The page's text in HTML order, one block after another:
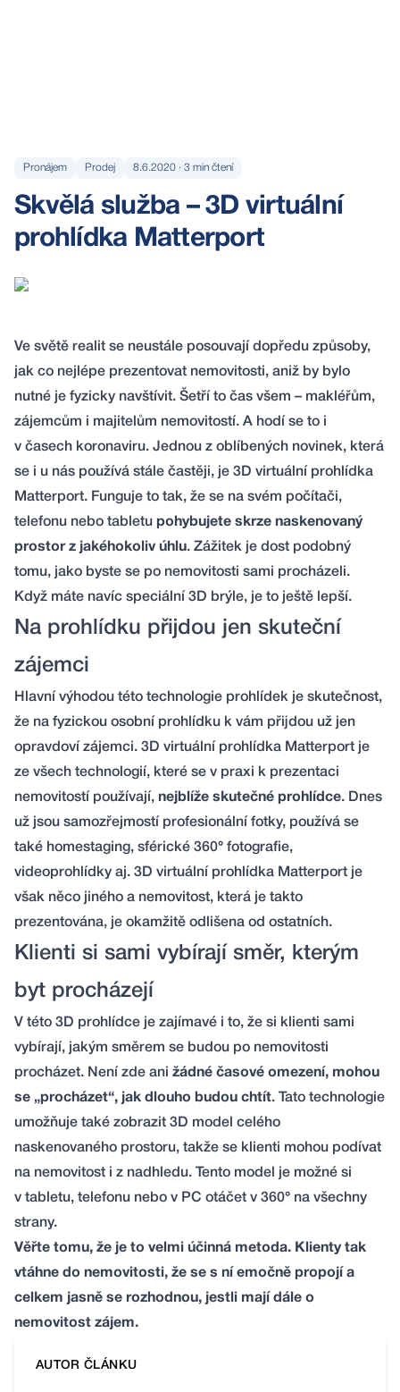
Pronájem Prodej 8.6.2020 · 3 min čtení
Skvělá služba – 3D virtuální
prohlídka Matterport
Ve světě realit se neustále posouvají dopředu způsoby,
jak co nejlépe prezentovat nemovitosti, aniž by bylo
nutné je fyzicky navštívit. Šetří to čas všem – makléřům,
zájemcům i majitelům nemovitostí. A hodí se to i
v časech koronaviru. Jednou z oblíbených novinek, která
se i u nás používá stále častěji, je 3D virtuální prohlídka
Matterport. Funguje to tak, že se na svém počítači,
telefonu nebo tabletu pohybujete skrze naskenovaný
prostor z jakéhokoliv úhlu. Zážitek je dost podobný
tomu, jako byste se po nemovitosti sami procházeli.
Když máte navíc speciální 3D brýle, je to ještě lepší.
Na prohlídku přijdou jen skuteční
zájemci
Hlavní výhodou této technologie prohlídek je skutečnost,
že na fyzickou osobní prohlídku k vám přijdou už jen
opravdoví zájemci. 3D virtuální prohlídka Matterport je
ze všech technologií, které se v praxi k prezentaci
nemovitostí používají, nejblíže skutečné prohlídce. Dnes
už jsou samozřejmostí profesionální fotky, používá se
také homestaging, sférické 360° fotografie,
videoprohlídky aj. 3D virtuální prohlídka Matterport je
však něco jiného a nemovitost, která je takto
prezentována, je okamžitě odlišena od ostatních.
Klienti si sami vybírají směr, kterým
byt procházejí
V této 3D prohlídce je zajímavé i to, že si klienti sami
vybírají, jakým směrem se budou po nemovitosti
procházet. Není zde ani žádné časové omezení, mohou
se „procházet“, jak dlouho budou chtít. Tato technologie
umožňuje také zobrazit 3D model celého
naskenovaného prostoru, takže se klienti mohou podívat
na nemovitost i z nadhledu. Tento model je možné si
v tabletu, telefonu nebo v PC otáčet v 360° na všechny
strany.
Věřte tomu, že je to velmi účinná metoda. Klienty tak
vtáhne do nemovitosti, že se s ní emočně propojí a
celkem jasně se rozhodnou, jestli mají dále o
nemovitost zájem.
AUTOR ČLÁNKU